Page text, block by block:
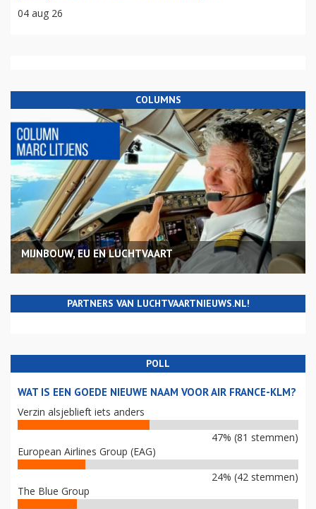
04 aug 26
COLUMNS
MIJNBOUW, EU EN LUCHTVAART
PARTNERS VAN LUCHTVAARTNIEUWS.NL!
POLL
WAT IS EEN GOEDE NIEUWE NAAM VOOR AIR FRANCE-KLM?
Verzin alsjeblieft iets anders
47% (81 stemmen)
European Airlines Group (EAG)
24% (42 stemmen)
The Blue Group